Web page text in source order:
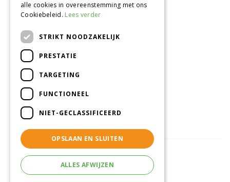
Tuincentrum Alméérplant
Jac. P. Thijsseweg 4
pinterest
© Tuincentrum Alméérplant
alle cookies in overeenstemming met ons
Cookiebeleid. Lees verder
STRIKT NOODZAKELIJK
PRESTATIE
TARGETING
FUNCTIONEEL
NIET-GECLASSIFICEERD
OPSLAAN EN SLUITEN
ALLES AFWIJZEN